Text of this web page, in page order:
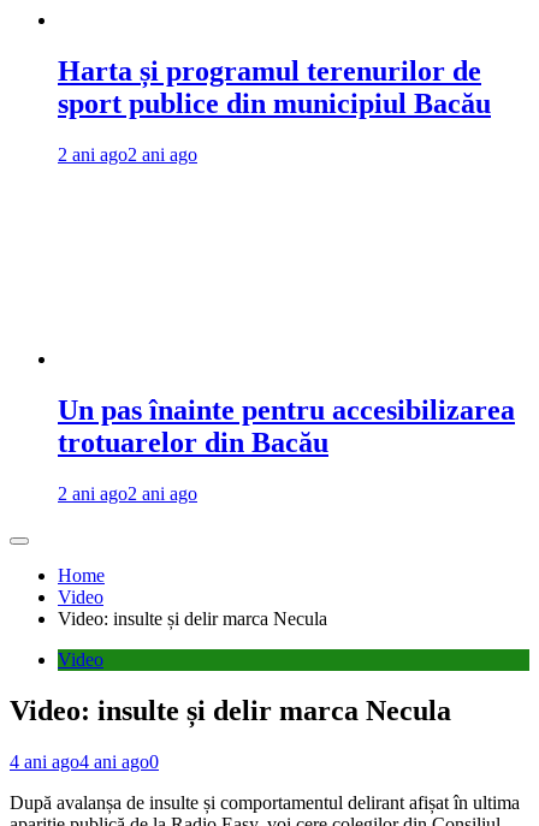
Harta și programul terenurilor de
sport publice din municipiul Bacău
2 ani ago2 ani ago
Un pas înainte pentru accesibilizarea
trotuarelor din Bacău
2 ani ago2 ani ago
Home
Video
Video: insulte și delir marca Necula
Video
Video: insulte și delir marca Necula
4 ani ago4 ani ago0
După avalanșa de insulte și comportamentul delirant afișat în ultima